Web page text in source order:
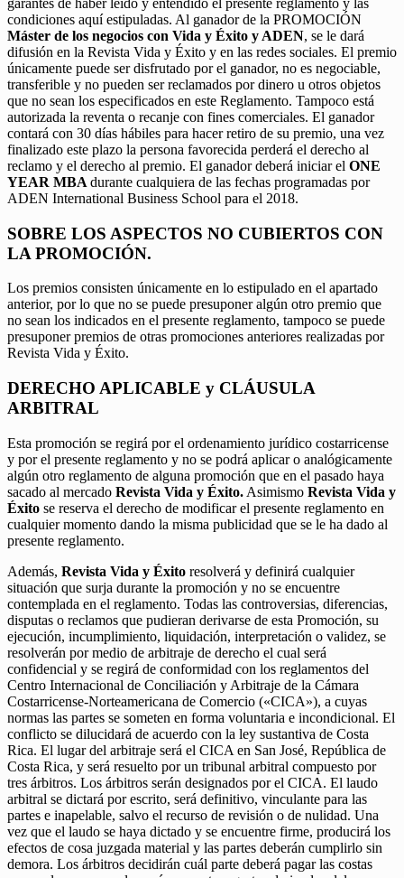
garantes de haber leído y entendido el presente reglamento y las
condiciones aquí estipuladas. Al ganador de la PROMOCIÓN
Máster de los negocios con Vida y Éxito y ADEN, se le dará
difusión en la Revista Vida y Éxito y en las redes sociales. El premio
únicamente puede ser disfrutado por el ganador, no es negociable,
transferible y no pueden ser reclamados por dinero u otros objetos
que no sean los especificados en este Reglamento. Tampoco está
autorizada la reventa o recanje con fines comerciales. El ganador
contará con 30 días hábiles para hacer retiro de su premio, una vez
finalizado este plazo la persona favorecida perderá el derecho al
reclamo y el derecho al premio. El ganador deberá iniciar el ONE
YEAR MBA durante cualquiera de las fechas programadas por
ADEN International Business School para el 2018.
SOBRE LOS ASPECTOS NO CUBIERTOS CON
LA PROMOCIÓN.
Los premios consisten únicamente en lo estipulado en el apartado
anterior, por lo que no se puede presuponer algún otro premio que
no sean los indicados en el presente reglamento, tampoco se puede
presuponer premios de otras promociones anteriores realizadas por
Revista Vida y Éxito.
DERECHO APLICABLE y CLÁUSULA
ARBITRAL
Esta promoción se regirá por el ordenamiento jurídico costarricense
y por el presente reglamento y no se podrá aplicar o analógicamente
algún otro reglamento de alguna promoción que en el pasado haya
sacado al mercado Revista Vida y Éxito. Asimismo Revista Vida y
Éxito se reserva el derecho de modificar el presente reglamento en
cualquier momento dando la misma publicidad que se le ha dado al
presente reglamento.
Además, Revista Vida y Éxito resolverá y definirá cualquier
situación que surja durante la promoción y no se encuentre
contemplada en el reglamento. Todas las controversias, diferencias,
disputas o reclamos que pudieran derivarse de esta Promoción, su
ejecución, incumplimiento, liquidación, interpretación o validez, se
resolverán por medio de arbitraje de derecho el cual será
confidencial y se regirá de conformidad con los reglamentos del
Centro Internacional de Conciliación y Arbitraje de la Cámara
Costarricense-Norteamericana de Comercio («CICA»), a cuyas
normas las partes se someten en forma voluntaria e incondicional. El
conflicto se dilucidará de acuerdo con la ley sustantiva de Costa
Rica. El lugar del arbitraje será el CICA en San José, República de
Costa Rica, y será resuelto por un tribunal arbitral compuesto por
tres árbitros. Los árbitros serán designados por el CICA. El laudo
arbitral se dictará por escrito, será definitivo, vinculante para las
partes e inapelable, salvo el recurso de revisión o de nulidad. Una
vez que el laudo se haya dictado y se encuentre firme, producirá los
efectos de cosa juzgada material y las partes deberán cumplirlo sin
demora. Los árbitros decidirán cuál parte deberá pagar las costas